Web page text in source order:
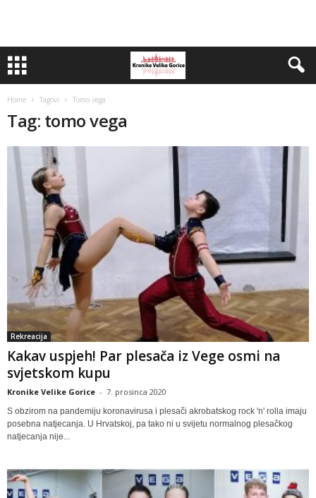
Home Tagovi Tomo vega
Tag: tomo vega
Rekreacija
Kakav uspjeh! Par plesača iz Vege osmi na
svjetskom kupu
Kronike Velike Gorice - 7. prosinca 2020
S obzirom na pandemiju koronavirusa i plesači akrobatskog rock 'n' rolla imaju
posebna natjecanja. U Hrvatskoj, pa tako ni u svijetu normalnog plesačkog
natjecanja nije...